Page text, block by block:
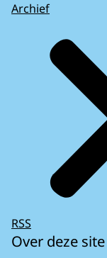
Archief
RSS
Over deze site